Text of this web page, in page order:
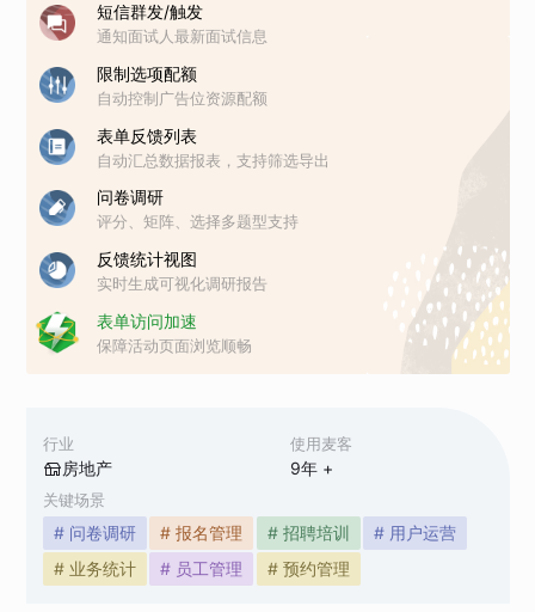
行业
房地产
使用麦客
9年 +
关键场景
# 问卷调研 # 报名管理 # 招聘培训
# 用户运营
# 业务统计
# 员工管理 # 预约管理
短信群发/触发
通知面试人最新面试信息
限制选项配额
自动控制广告位资源配额
表单反馈列表
自动汇总数据报表，支持筛选导出
问卷调研
评分、矩阵、选择多题型支持
反馈统计视图
实时生成可视化调研报告
表单访问加速
保障活动页面浏览顺畅